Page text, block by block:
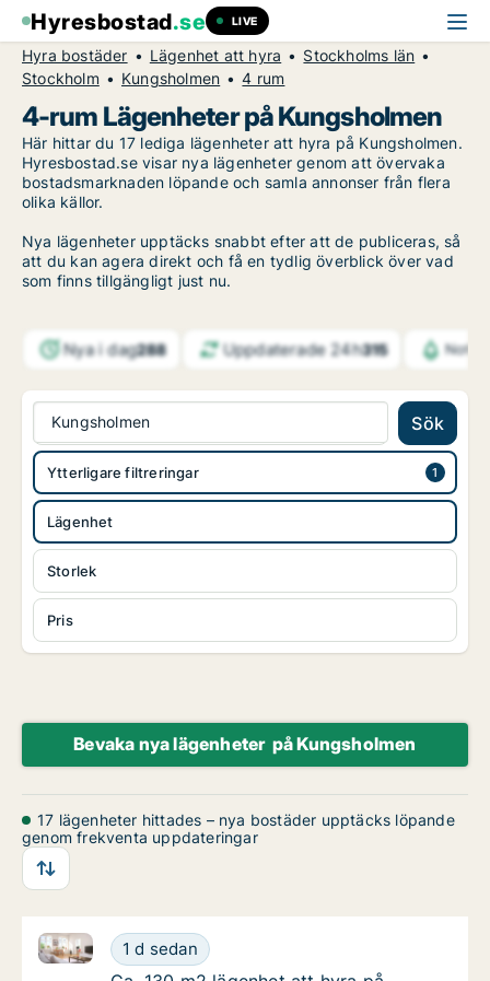
Hyresbostad.se LIVE
Hyra bostäder Lägenhet att hyra
Stockholms län
Stockholm
Kungsholmen 4 rum
4-rum Lägenheter på Kungsholmen
Här hittar du 17 lediga lägenheter att hyra på Kungsholmen.
Hyresbostad.se visar nya lägenheter genom att övervaka
bostadsmarknaden löpande och samla annonser från flera
olika källor.
Nya lägenheter upptäcks snabbt efter att de publiceras, så
att du kan agera direkt och få en tydlig överblick över vad
som finns tillgängligt just nu.
Nya i dag288 Uppdaterade 24h315
Kungsholmen Sök
Lägenhet
Storlek
Pris
Ytterligare filtreringar
Bevaka nya lägenheter på Kungsholmen
17 lägenheter hittades – nya bostäder upptäcks löpande
genom frekventa uppdateringar
Ca. 130 m2 lägenhet att hyra på
1 d sedan
Ca. 130 m2 lägenhet att hyra på Kungsholmen,